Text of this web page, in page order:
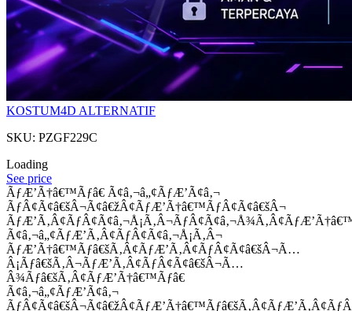
KOSTUM4D ALTERNATIF
SKU: PZGF229C
Loading
See price
ÃƒÆ’Ã†â€™Ãƒâ€ Ã¢â‚¬â„¢ÃƒÆ’Ã¢â‚¬
ÃƒÂ¢Ã¢â€šÂ¬Ã¢â€žÂ¢ÃƒÆ’Ã†â€™ÃƒÂ¢Ã¢â€šÂ¬
Ã¢â‚¬â„¢ÃƒÆ’Ã‚Â¢ÃƒÂ¢Ã¢â‚¬Å¡Ã‚Â¬
ÃƒÆ’Ã†â€™Ãƒâ€šÃ‚Â¢ÃƒÆ’Ã‚Â¢ÃƒÂ¢Ã¢â€šÂ¬Ã…
Â¡Ãƒâ€šÃ‚Â¬ÃƒÆ’Ã‚Â¢ÃƒÂ¢Ã¢â€šÂ¬Ã…
Â¾Ãƒâ€šÃ‚Â¢ÃƒÆ’Ã†â€™Ãƒâ€
Ã¢â‚¬â„¢ÃƒÆ’Ã¢â‚¬